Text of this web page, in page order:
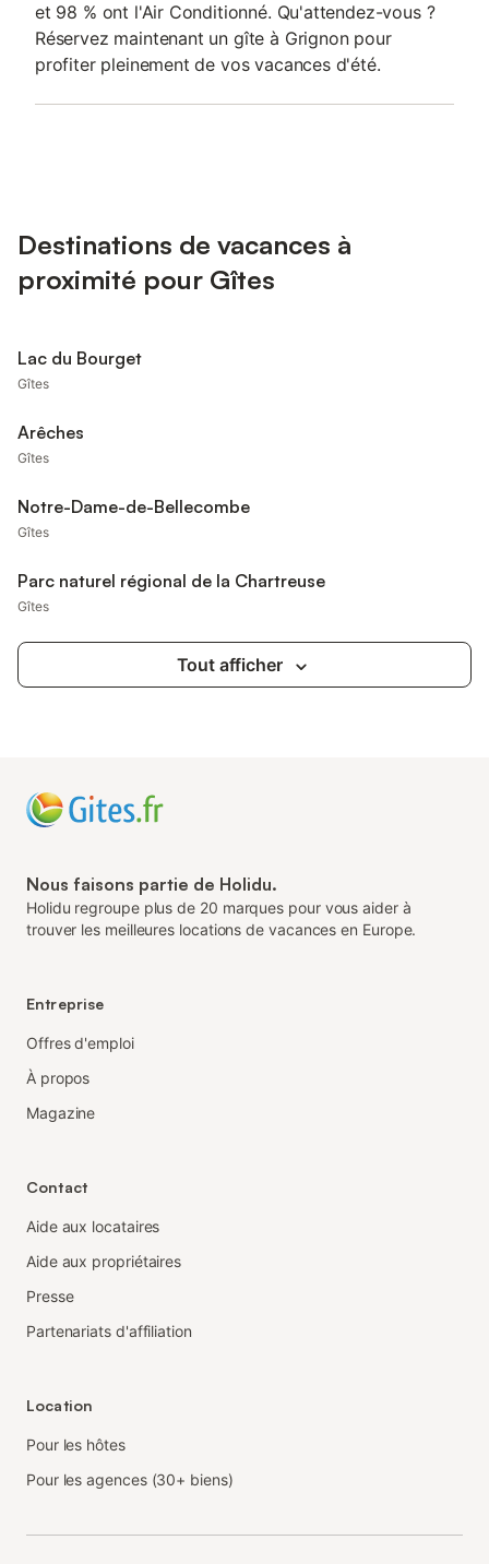
et 98 % ont l'Air Conditionné. Qu'attendez-vous ?
Réservez maintenant un gîte à Grignon pour
profiter pleinement de vos vacances d'été.
Destinations de vacances à
proximité pour Gîtes
Lac du Bourget
Gîtes
Arêches
Gîtes
Notre-Dame-de-Bellecombe
Gîtes
Parc naturel régional de la Chartreuse
Gîtes
Tout afficher
Nous faisons partie de Holidu.
Holidu regroupe plus de 20 marques pour vous aider à
trouver les meilleures locations de vacances en Europe.
Entreprise
Offres d'emploi
À propos
Magazine
Contact
Aide aux locataires
Aide aux propriétaires
Presse
Partenariats d'affiliation
Location
Pour les hôtes
Pour les agences (30+ biens)